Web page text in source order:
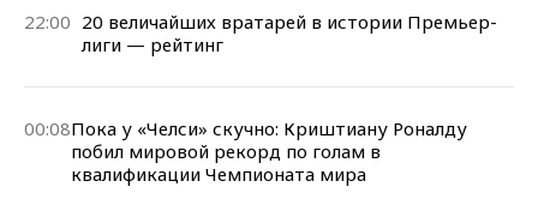
22:00 20 величайших вратарей в истории Премьер-
лиги — рейтинг
00:08Пока у «Челси» скучно: Криштиану Роналду
побил мировой рекорд по голам в
квалификации Чемпионата мира